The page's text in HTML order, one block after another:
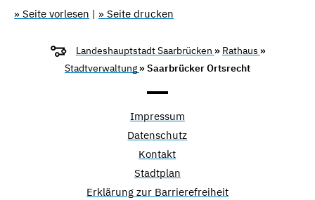
» Seite vorlesen | » Seite drucken
Landeshauptstadt Saarbrücken » Rathaus »
Stadtverwaltung » Saarbrücker Ortsrecht
Impressum
Datenschutz
Kontakt
Stadtplan
Erklärung zur Barrierefreiheit